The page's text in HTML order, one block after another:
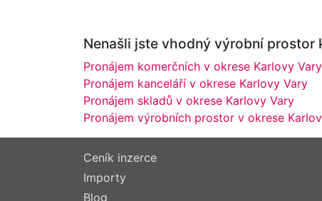
Nenašli jste vhodný výrobní prostor
Pronájem komerčních v okrese Karlovy Vary
Pronájem kanceláří v okrese Karlovy Vary
Pronájem skladů v okrese Karlovy Vary
Pronájem výrobních prostor v okrese
Ceník inzerce
Importy
Blog